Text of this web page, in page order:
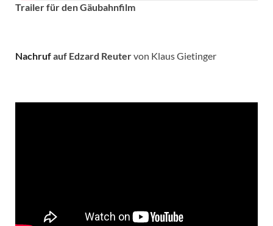
Trailer für den Gäubahnfilm
Nachrufauf Edzard Reutervon Klaus Gietinger